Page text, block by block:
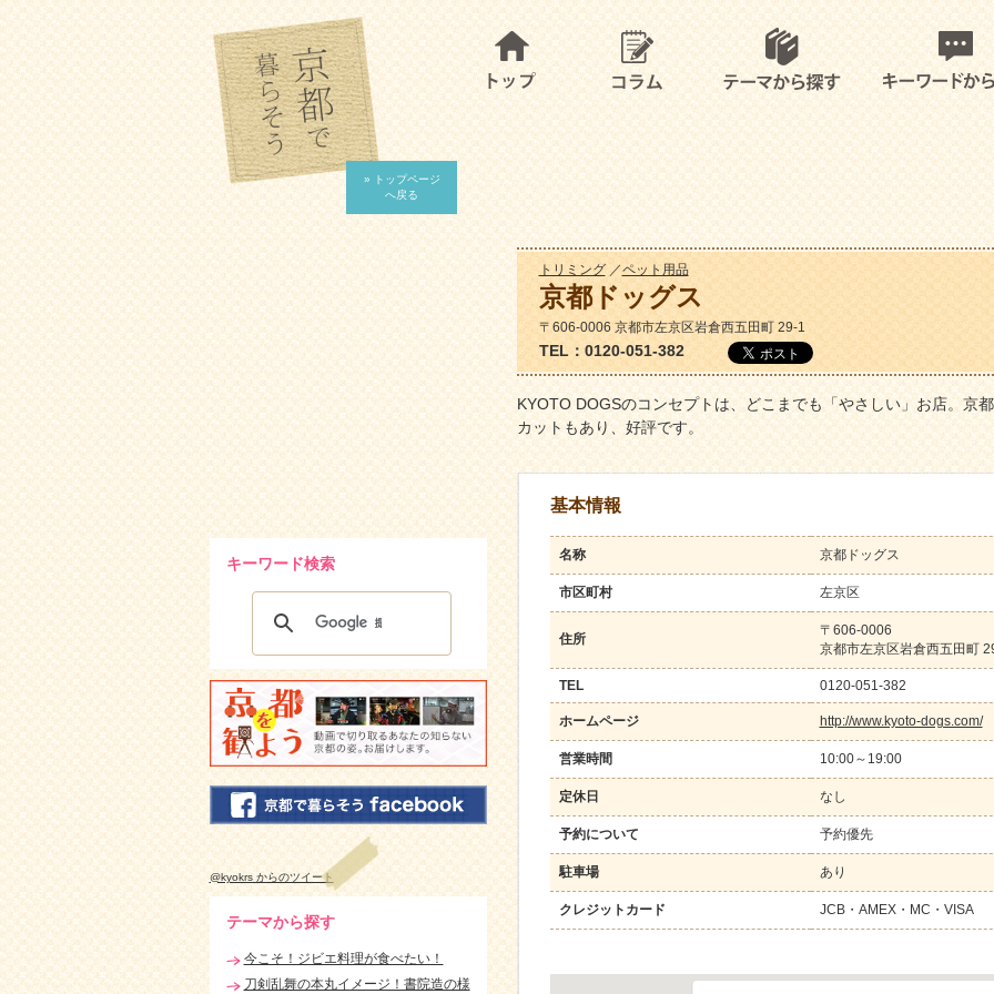
» トップページ
へ戻る
トリミング／ペット用品
京都ドッグス
〒606-0006 京都市左京区岩倉西五田町 29-1
TEL：0120-051-382
KYOTO DOGSのコンセプトは、どこまでも「やさしい」お店。京
カットもあり、好評です。
基本情報
名称 京都ドッグス
市区町村 左京区
住所
〒606-0006
京都市左京区岩倉西五田町
TEL 0120-051-382
ホームページ http://www.kyoto-dogs.com/
営業時間 10:00～19:00
定休日 なし
予約について 予約優先
駐車場 あり
クレジットカード JCB・AMEX・MC・VISA
キーワード検索
@kyokrs からのツイート
テーマから探す
今こそ！ジビエ料理が食べたい！
刀剣乱舞の本丸イメージ！書院造の様